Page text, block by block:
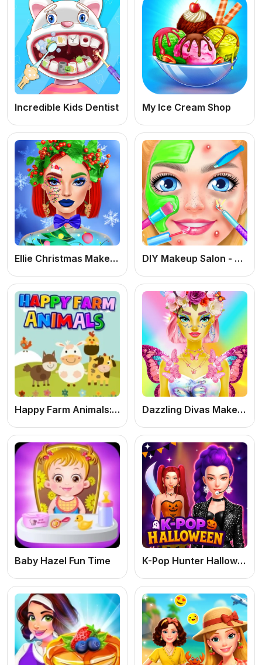
Incredible Kids Dentist My Ice Cream Shop
Ellie Christmas Makeup DIY Makeup Salon - SPA Makeover Studio
Happy Farm Animals: Jogo Educacional Infantil Online Grátis de Animais da Fazenda para Crianças Dazzling Divas Makeup
Baby Hazel Fun Time K-Pop Hunter Halloween Fashion: Jogo de Meninas Online Grátis de Moda e Vestir